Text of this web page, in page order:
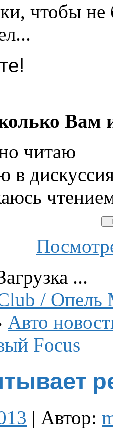
чтобы
Вам
читаю
в
...
/ Опель
Авто
Focus
| Автор: